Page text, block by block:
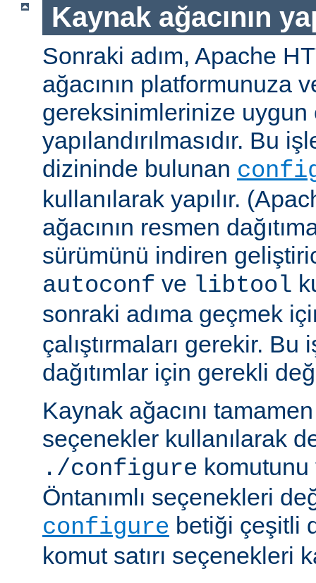
Kaynak ağacının
Sonraki adım, Apache
ağacının platformunuza
gereksinimlerinize uygun
yapılandırılmasıdır. Bu
dizininde bulunan
kullanılarak yapılır.
ağacının resmen
sürümünü indiren
autoconf ve libtool
sonraki adıma geçmek
çalıştırmaları gerekir. Bu
dağıtımlar için gerekli
Kaynak ağacını tamamen
seçenekler kullanılarak
./configure
Öntanımlı seçenekleri
configure betiği çeşitli
komut satırı seçenekleri